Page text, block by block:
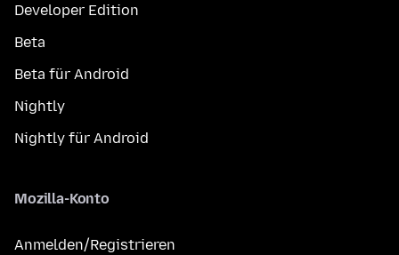
Developer Edition
Beta
Beta für Android
Nightly
Nightly für Android
Mozilla-Konto
Anmelden/Registrieren